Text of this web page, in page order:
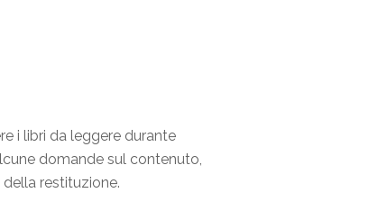
i libri da leggere durante
domande sul contenuto,
restituzione.